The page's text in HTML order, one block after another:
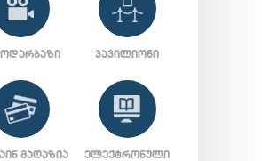
ᲞᲐᲕᲘᲚᲘᲝᲜᲘ
ᲛᲐᲦᲐᲖᲘᲐ ᲔᲚᲔᲥᲢᲠᲝᲜᲣᲚᲘ